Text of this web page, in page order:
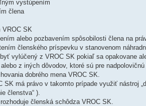
vystúpením
člena
VROC SK
alebo pozbavením spôsobilosti člena na
členského príspevku v stanovenom
vylúčený z VROC SK pokiaľ sa opakovane
z iných dôvodov, ktoré sú pre
dobrého mena VROC SK.
SK má právo v takomto prípade využiť nástroj
členstva“ ).
členská schôdza VROC SK.